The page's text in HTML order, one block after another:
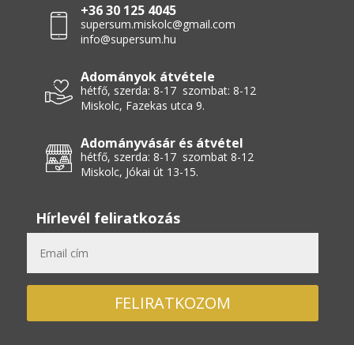
+36 30 125 4045
supersum.miskolc@gmail.com
info@supersum.hu
Adományok átvétele
hétfő, szerda: 8-17 szombat: 8-12
Miskolc, Fazekas utca 9.
Adományvásár és átvétel
hétfő, szerda: 8-17 szombat 8-12
Miskolc, Jókai út 13-15.
Hírlevél feliratkozás
FELIRATKOZOM